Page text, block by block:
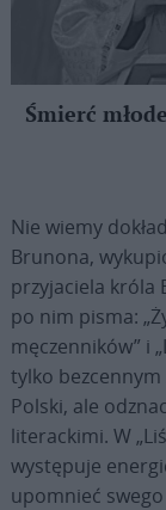
Śmierć
Nie wiemy
Brunona,
przyjaciela króla
po nim pisma:
męczenników” i
tylko
Polski, ale
literackimi. W
występuje
upomnieć swego